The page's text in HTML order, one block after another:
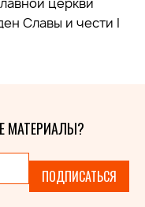
Славы и чести I
МАТЕРИАЛЫ?
ПОДПИСАТЬСЯ